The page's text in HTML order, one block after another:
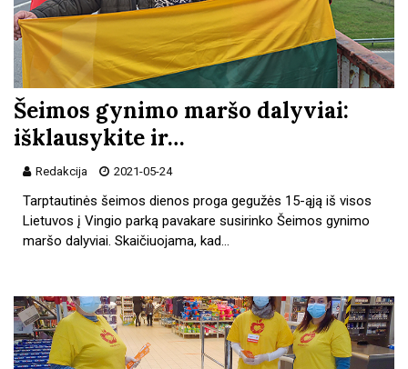
Šeimos gynimo maršo dalyviai:
išklausykite ir…
Redakcija 2021-05-24
Tarptautinės šeimos dienos proga gegužės 15-ąją iš visos
Lietuvos į Vingio parką pavakare susirinko Šeimos gynimo
maršo dalyviai. Skaičiuojama, kad…